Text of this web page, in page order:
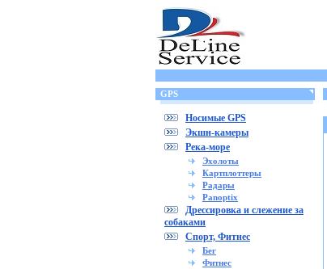
GPS
Носимые GPS
Экшн-камеры
Река-море
Эхолоты
Картплоттеры
Радары
Panoptix
Дрессировка и слежение за
собаками
Спорт, Фитнес
Бег
Фитнес